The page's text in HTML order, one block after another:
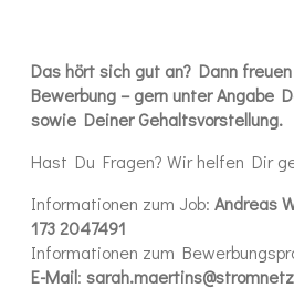
Das hört sich gut an? Dann
Bewerbung – gern unter Angabe
sowie Deiner Gehaltsvorstellung.
Hast Du Fragen? Wir helfen Dir
Informationen zum Job: Andreas
173 2047491
Informationen zum
E-Mail: